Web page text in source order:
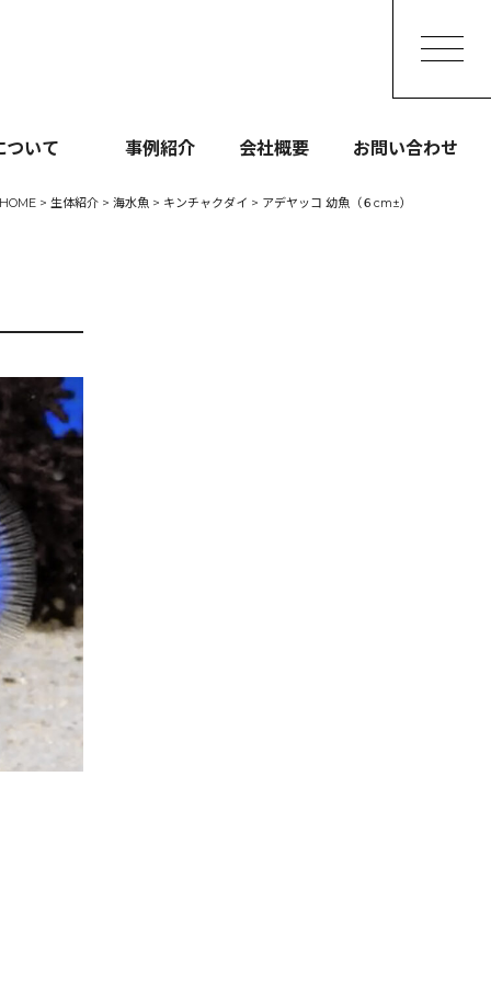
ついて 事例紹介 会社概要 お問い合わせ
HOME > 生体紹介 > 海水魚 > キンチャクダイ > アデヤッコ 幼魚（６cm±）